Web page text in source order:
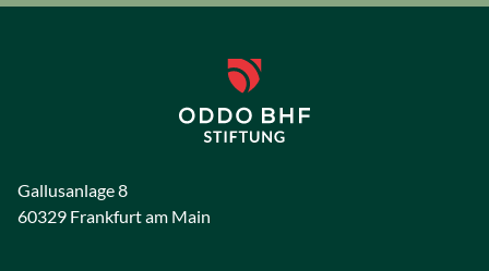
Gallusanlage 8
60329 Frankfurt am Main